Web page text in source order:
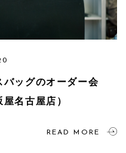
バッグのオーダー会
名古屋店）
READ MORE